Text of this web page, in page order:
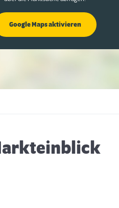
Google Maps aktivieren